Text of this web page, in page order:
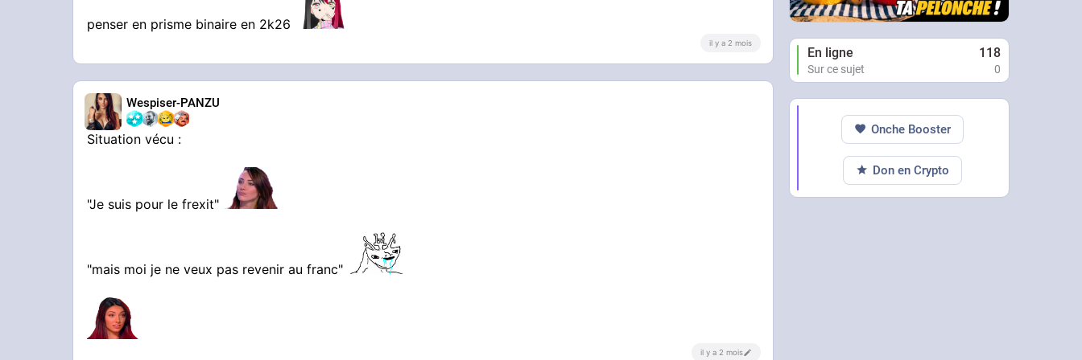
penser en prisme binaire en 2k26
il y a 2 mois
Wespiser-PANZU
Situation vécu :
"Je suis pour le frexit"
"mais moi je ne veux pas revenir au franc"
il y a 2 mois
En ligne 118
Sur ce sujet 0
Onche Booster
Don en Crypto